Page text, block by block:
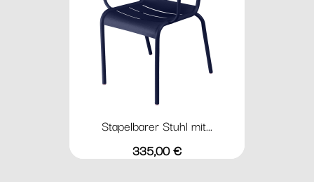
Stapelbarer Stuhl mit...
Preis
335,00 €